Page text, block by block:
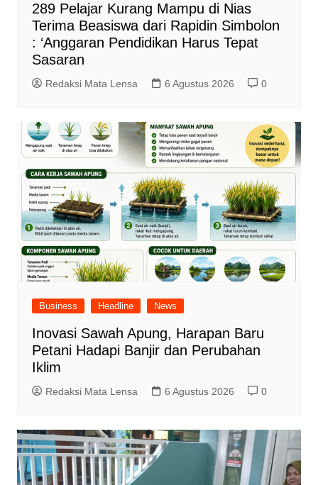
289 Pelajar Kurang Mampu di Nias
Terima Beasiswa dari Rapidin Simbolon
: ‘Anggaran Pendidikan Harus Tepat
Sasaran
Redaksi Mata Lensa 6 Agustus 2026 0
Business Headline News
Inovasi Sawah Apung, Harapan Baru
Petani Hadapi Banjir dan Perubahan
Iklim
Redaksi Mata Lensa 6 Agustus 2026 0